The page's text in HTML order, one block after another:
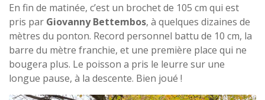
En fin de matinée, c’est un brochet de 105 cm qui est
pris par Giovanny Bettembos, à quelques dizaines de
mètres du ponton. Record personnel battu de 10 cm, la
barre du mètre franchie, et une première place qui ne
bougera plus. Le poisson a pris le leurre sur une
longue pause, à la descente. Bien joué !